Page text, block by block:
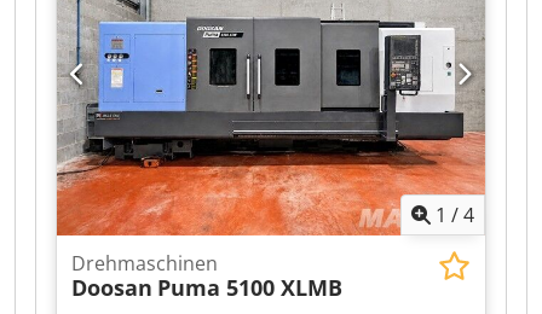
in 2023): Spannfuttergröße: 12 Max. Drehzahl:
3300 U/min Motorleistung: 30 kW / 40,0 PS
Dkodpfx Aisztb D Us Tjr Frässpindel: B-Achsen-
Verfahrweg: 225° Magazinkapazität: 20 Max.
Drehzahl: 12000 U/min Motorleistung: 19 kW / 25
PS Vorschubachsen: Verfahrweg: X = 630 mm Y =
230 mm Z = 1585 mm Vollständig integrierte Z-
Achse für Haupt- und Nebenspindel
1 /4
Drehmaschinen
Doosan Puma 5100 XLMB